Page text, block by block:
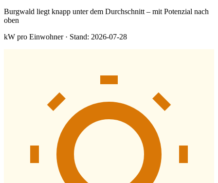
Burgwald liegt knapp unter dem Durchschnitt – mit Potenzial nach
oben
kW pro Einwohner · Stand: 2026-07-28